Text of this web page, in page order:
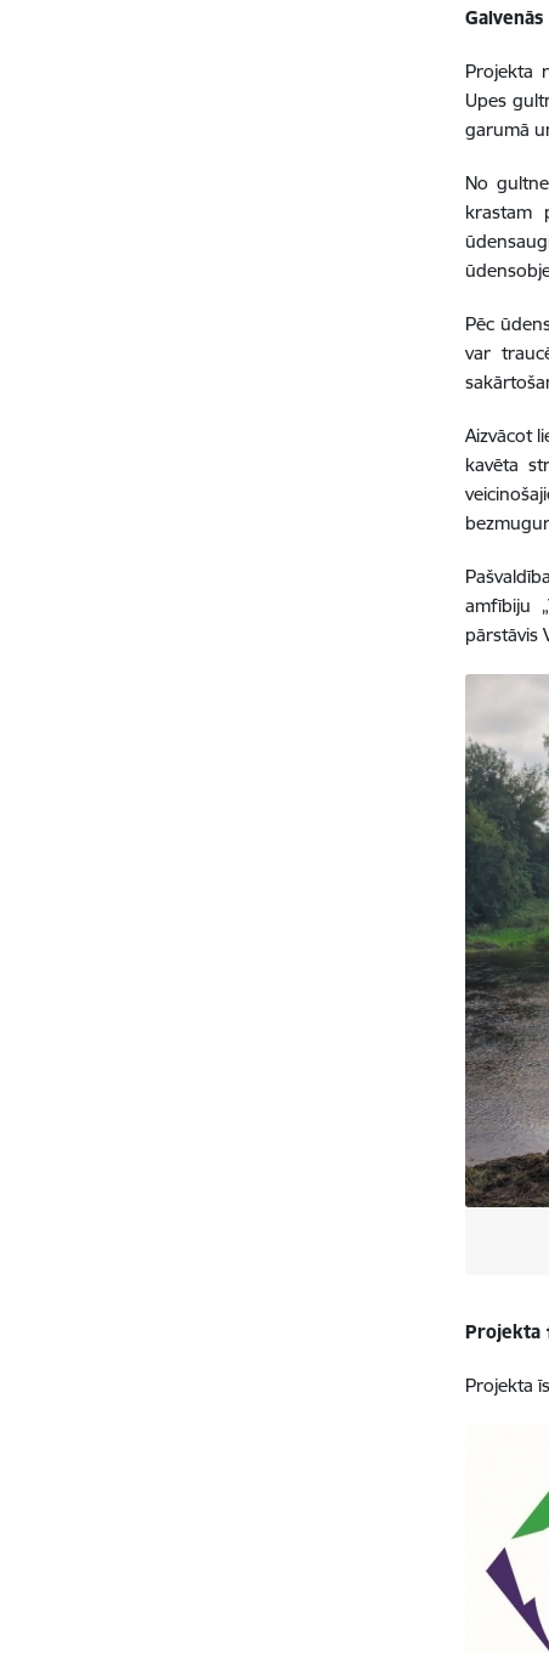
Projekta
Upes
garumā
No
krastam
Pēc
var
Aizvācot
kavēta
amfībiju
pārstāvis
Projekta
Projekta